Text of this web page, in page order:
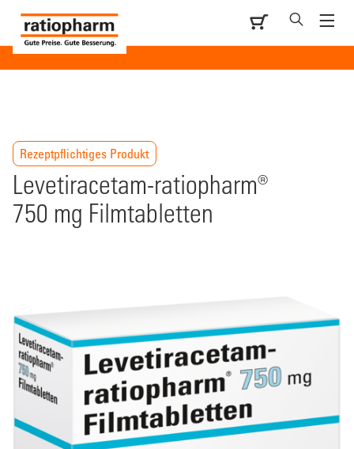
Rezeptpflichtiges Produkt
Levetiracetam-ratiopharm®
750 mg Filmtabletten